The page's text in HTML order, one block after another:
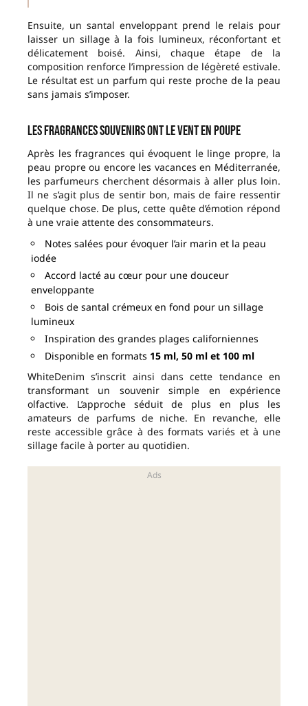
Ensuite, un santal enveloppant prend le relais pour
laisser un sillage à la fois lumineux, réconfortant et
délicatement boisé. Ainsi, chaque étape de la
composition renforce l’impression de légèreté estivale.
Le résultat est un parfum qui reste proche de la peau
sans jamais s’imposer.
Les fragrances souvenirs ont le vent en poupe
Après les fragrances qui évoquent le linge propre, la
peau propre ou encore les vacances en Méditerranée,
les parfumeurs cherchent désormais à aller plus loin.
Il ne s’agit plus de sentir bon, mais de faire ressentir
quelque chose. De plus, cette quête d’émotion répond
à une vraie attente des consommateurs.
Notes salées pour évoquer l’air marin et la peau
iodée
Accord lacté au cœur pour une douceur
enveloppante
Bois de santal crémeux en fond pour un sillage
lumineux
Inspiration des grandes plages californiennes
Disponible en formats 15 ml, 50 ml et 100 ml
WhiteDenim s’inscrit ainsi dans cette tendance en
transformant un souvenir simple en expérience
olfactive. L’approche séduit de plus en plus les
amateurs de parfums de niche. En revanche, elle
reste accessible grâce à des formats variés et à une
sillage facile à porter au quotidien.